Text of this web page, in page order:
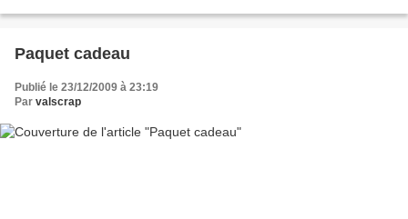
Paquet cadeau
Publié le 23/12/2009 à 23:19
Par valscrap